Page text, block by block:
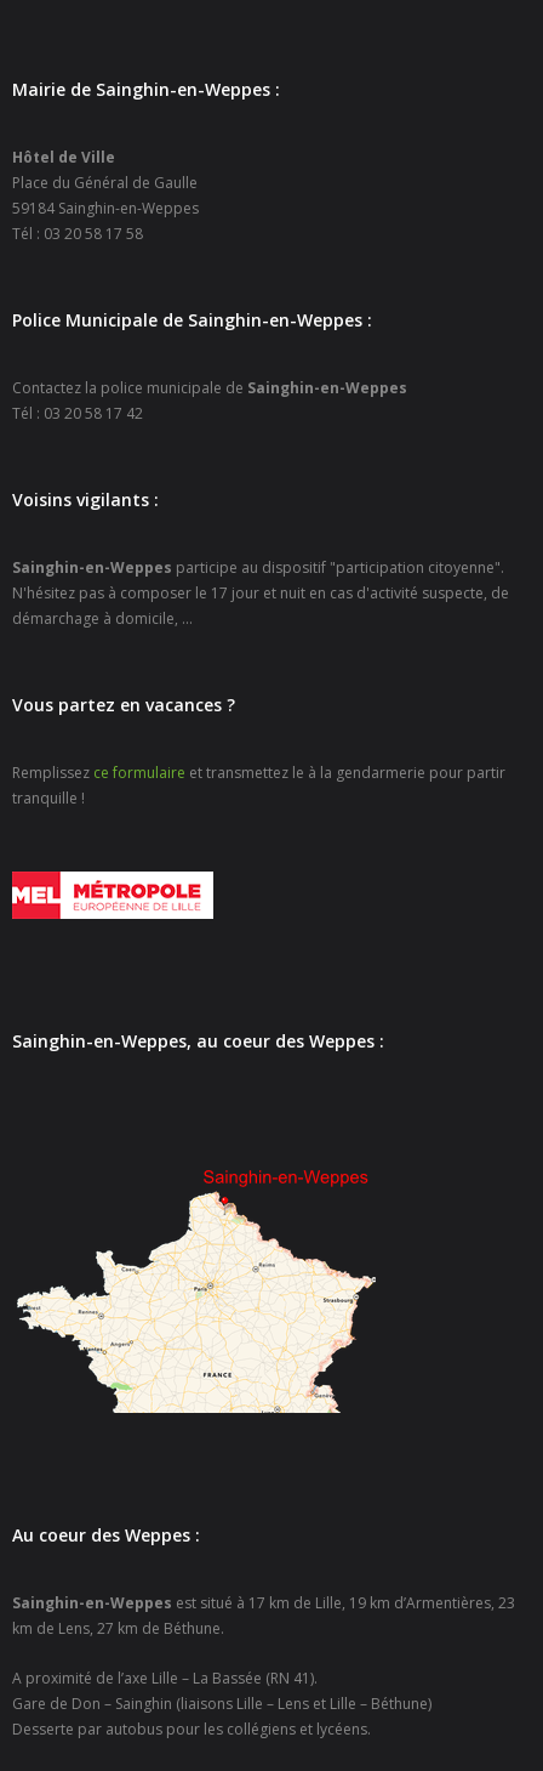
- Petite enfance
- - Maison de la Petite Enfance De Bulle en Bulles
- - Micro-Crèches Léa et Léo / Hapili
- - - Hapili Gare par Léa et Léo
- Horaires d’ouverture
- - Carte Nationale d’Identité
- - Certification d’identité numérique
- Etat civil – Recensement
- - Médiathèque LA PARENTHÈSE
- - Espace culturel « La Scène »
- - Espace Musical
- Emploi Insertion Jeunes
- - la Mission Locale Métropole Sud
- Locations de salles
- Cimetière
- Urbanisme
Mairie de Sainghin-en-Weppes :
Hôtel de Ville
Place du Général de Gaulle
59184 Sainghin-en-Weppes
Tél : 03 20 58 17 58
Police Municipale de Sainghin-en-Weppes :
Contactez la police municipale de Sainghin-en-Weppes
Tél : 03 20 58 17 42
Voisins vigilants :
Sainghin-en-Weppes participe au dispositif "participation citoyenne".
N'hésitez pas à composer le 17 jour et nuit en cas d'activité suspecte, de
démarchage à domicile, ...
Vous partez en vacances ?
Remplissez ce formulaire et transmettez le à la gendarmerie pour partir
tranquille !
Sainghin-en-Weppes, au coeur des Weppes :
Au coeur des Weppes :
Sainghin-en-Weppes est situé à 17 km de Lille, 19 km d’Armentières, 23
km de Lens, 27 km de Béthune.
A proximité de l’axe Lille – La Bassée (RN 41).
Gare de Don – Sainghin (liaisons Lille – Lens et Lille – Béthune)
Desserte par autobus pour les collégiens et lycéens.